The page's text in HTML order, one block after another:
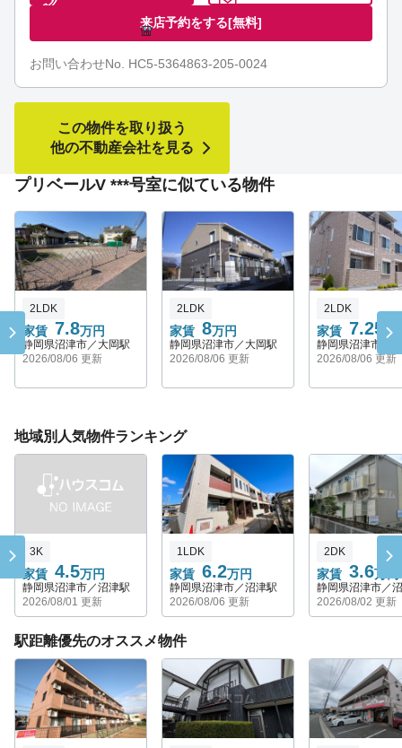
来店予約をする[無料]
お問い合わせNo. HC5-5364863-205-0024
この物件を取り扱う
他の不動産会社を見る
プリベールV ***号室に似ている物件
家賃 7.8万円
2LDK
静岡県沼津市／大岡駅
2026/08/06 更新
家賃 8万円
2LDK
静岡県沼津市／大岡駅
2026/08/06 更新
家賃 7.25 万
2LDK
静岡県沼津市／
2026/08/06 更新
地域別人気物件ランキング
家賃 4.5万円
3K
静岡県沼津市／沼津駅
2026/08/01 更新
家賃 6.2万円
1LDK
静岡県沼津市／沼津駅
2026/08/06 更新
家賃 3.6万円
2DK
静岡県沼津市／
2026/08/02 更新
駅距離優先のオススメ物件